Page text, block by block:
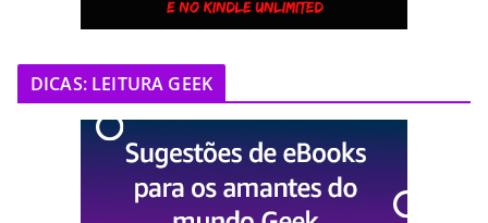
DICAS: LEITURA GEEK